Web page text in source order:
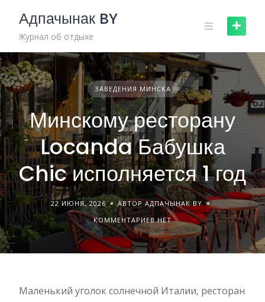
content
Адпачынак BY
Журнал об отдыхе
ЗАВЕДЕНИЯ МИНСКА
Минскому ресторану
Locanda Бабушка
Chic исполняется 1 год
22 ИЮНЯ, 2026
АВТОР АДПАЧЫНАК BY
КОММЕНТАРИЕВ НЕТ
Маленький уголок солнечной Италии, ресторан